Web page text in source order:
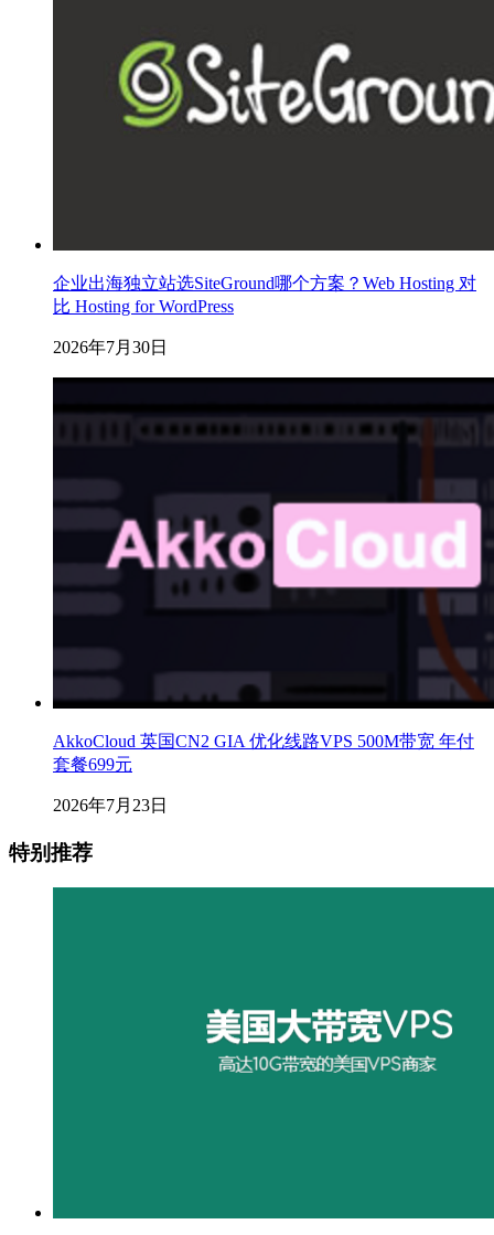
企业出海独立站选SiteGround哪个方案？Web Hosting 对
比 Hosting for WordPress
2026年7月30日
AkkoCloud 英国CN2 GIA 优化线路VPS 500M带宽 年付
套餐699元
2026年7月23日
特别推荐